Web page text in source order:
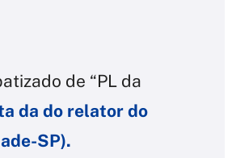
de “PL da
da do relator do
SP).